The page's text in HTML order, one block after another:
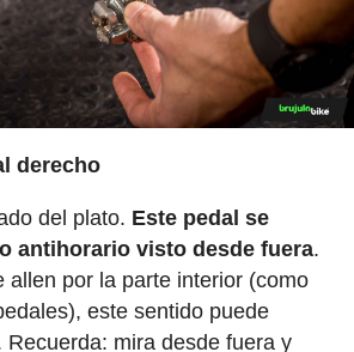
derecho
del plato. Este pedal se
antihorario visto desde fuera.
allen por la parte interior (como
este sentido puede
Recuerda: mira desde fuera y